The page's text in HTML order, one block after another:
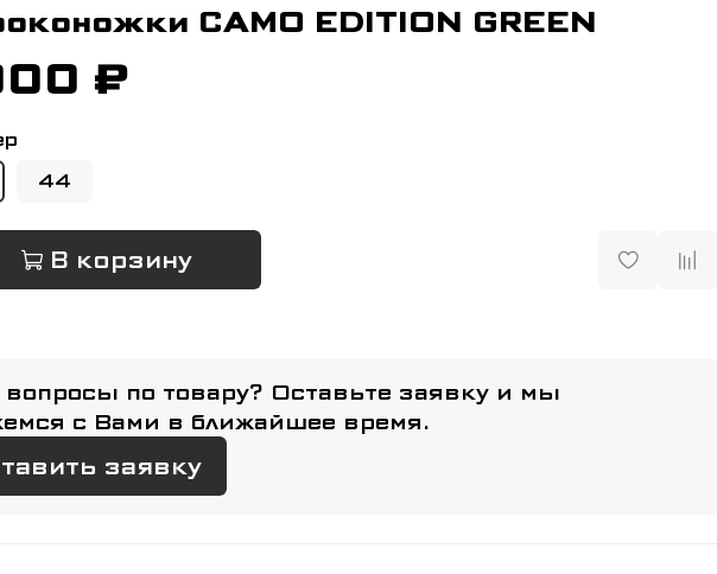
CAMO EDITION GREEN
₽
44
В корзину
вопросы по товару? Оставьте заявку и мы
с Вами в ближайшее время.
заявку